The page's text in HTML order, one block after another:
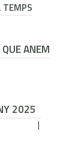
TEMPS
ANEM
2025